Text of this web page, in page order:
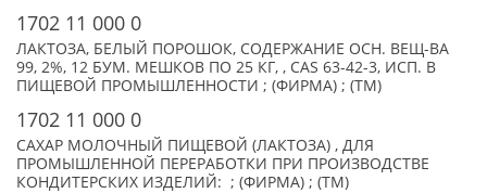
1702 11 000 0
ЛАКТОЗА, БЕЛЫЙ ПОРОШОК, СОДЕРЖАНИЕ ОСН. ВЕЩ-ВА
99, 2%, 12 БУМ. МЕШКОВ ПО 25 КГ, , CAS 63-42-3, ИСП. В
ПИЩЕВОЙ ПРОМЫШЛЕННОСТИ ; (ФИРМА) ; (TM)
1702 11 000 0
САХАР МОЛОЧНЫЙ ПИЩЕВОЙ (ЛАКТОЗА) , ДЛЯ
ПРОМЫШЛЕННОЙ ПЕРЕРАБОТКИ ПРИ ПРОИЗВОДСТВЕ
КОНДИТЕРСКИХ ИЗДЕЛИЙ: ; (ФИРМА) ; (TM)